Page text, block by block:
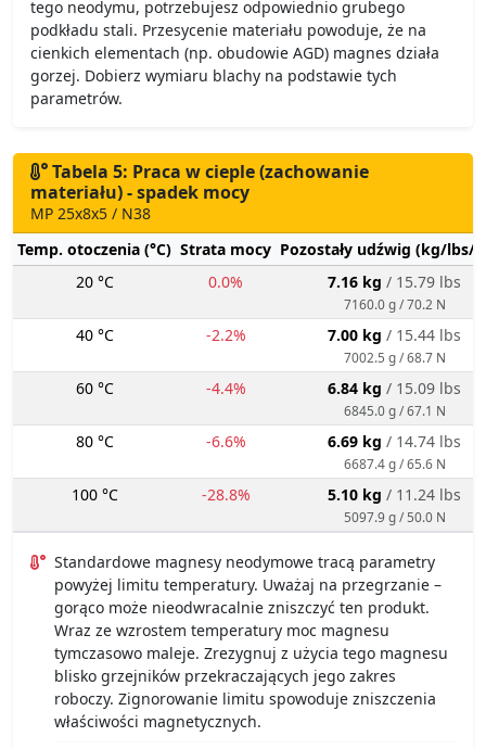
tego neodymu, potrzebujesz odpowiednio grubego
podkładu stali. Przesycenie materiału powoduje, że na
cienkich elementach (np. obudowie AGD) magnes działa
gorzej. Dobierz wymiaru blachy na podstawie tych
parametrów.
Tabela 5: Praca w cieple (zachowanie
materiału) - spadek mocy
MP 25x8x5 / N38
Temp. otoczenia (°C) Strata mocy Pozostały udźwig (kg/lbs/
20 °C
0.0% 7.16 kg / 15.79 lbs
7160.0 g / 70.2 N
40 °C -2.2% 7.00 kg / 15.44 lbs
7002.5 g / 68.7 N
60 °C -4.4% 6.84 kg / 15.09 lbs
6845.0 g / 67.1 N
80 °C -6.6% 6.69 kg / 14.74 lbs
6687.4 g / 65.6 N
100 °C -28.8% 5.10 kg / 11.24 lbs
5097.9 g / 50.0 N
Standardowe magnesy neodymowe tracą parametry
powyżej limitu temperatury. Uważaj na przegrzanie –
gorąco może nieodwracalnie zniszczyć ten produkt.
Wraz ze wzrostem temperatury moc magnesu
tymczasowo maleje. Zrezygnuj z użycia tego magnesu
blisko grzejników przekraczających jego zakres
roboczy. Zignorowanie limitu spowoduje zniszczenia
właściwości magnetycznych.